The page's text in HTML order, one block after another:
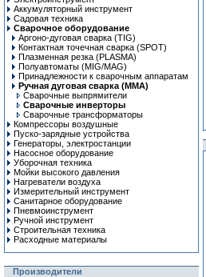
Аккумуляторный инструмент
Садовая техника
Сварочное оборудование
Аргоно-дуговая сварка (TIG)
Контактная точечная сварка (SPOT)
Плазменная резка (PLASMA)
Полуавтоматы (MIG/MAG)
Принадлежности к сварочным аппаратам
Ручная дуговая сварка (MMA)
Сварочные выпрямители
Сварочные инверторы
Сварочные трансформаторы
Компрессоры воздушные
Пуско-зарядные устройства
Генераторы, электростанции
Насосное оборудование
Уборочная техника
Мойки высокого давления
Нагреватели воздуха
Измерительный инструмент
Санитарное оборудование
Пневмоинструмент
Ручной инcтрумент
Строительная техника
Расходные материалы
Производители